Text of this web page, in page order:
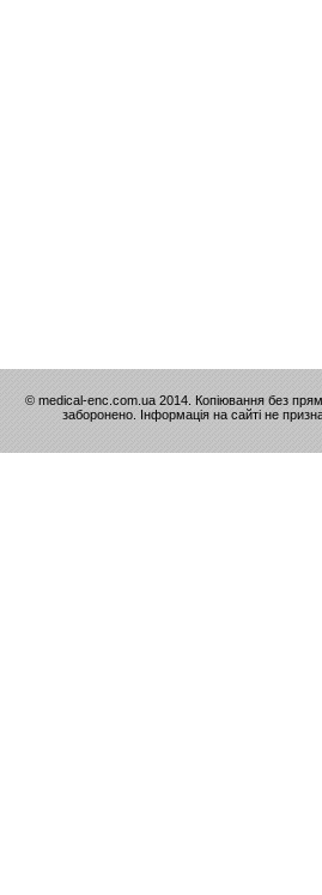
© medical-enc.com.ua 2014. Копіювання без
заборонено. Інформація на сайті не